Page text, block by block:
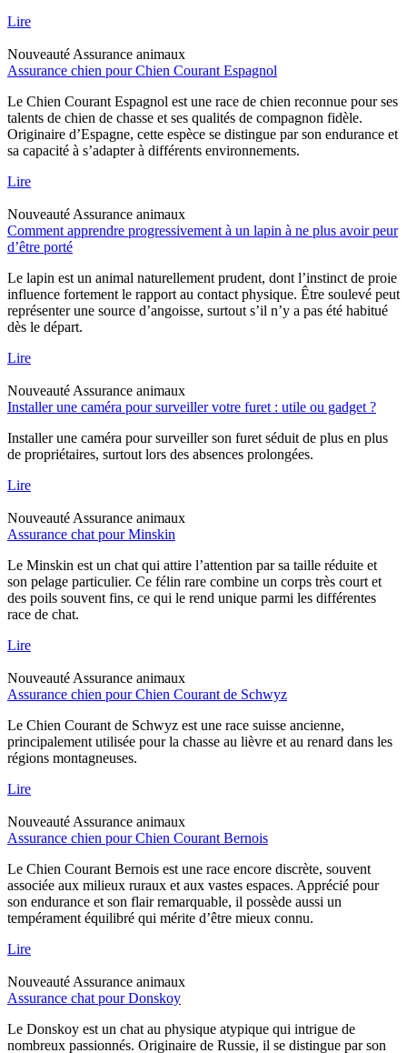
Lire
Nouveauté Assurance animaux
Assurance chien pour Chien Courant Espagnol
Le Chien Courant Espagnol est une race de chien reconnue pour ses
talents de chien de chasse et ses qualités de compagnon fidèle.
Originaire d’Espagne, cette espèce se distingue par son endurance et
sa capacité à s’adapter à différents environnements.
Lire
Nouveauté Assurance animaux
Comment apprendre progressivement à un lapin à ne plus avoir peur
d’être porté
Le lapin est un animal naturellement prudent, dont l’instinct de proie
influence fortement le rapport au contact physique. Être soulevé peut
représenter une source d’angoisse, surtout s’il n’y a pas été habitué
dès le départ.
Lire
Nouveauté Assurance animaux
Installer une caméra pour surveiller votre furet : utile ou gadget ?
Installer une caméra pour surveiller son furet séduit de plus en plus
de propriétaires, surtout lors des absences prolongées.
Lire
Nouveauté Assurance animaux
Assurance chat pour Minskin
Le Minskin est un chat qui attire l’attention par sa taille réduite et
son pelage particulier. Ce félin rare combine un corps très court et
des poils souvent fins, ce qui le rend unique parmi les différentes
race de chat.
Lire
Nouveauté Assurance animaux
Assurance chien pour Chien Courant de Schwyz
Le Chien Courant de Schwyz est une race suisse ancienne,
principalement utilisée pour la chasse au lièvre et au renard dans les
régions montagneuses.
Lire
Nouveauté Assurance animaux
Assurance chien pour Chien Courant Bernois
Le Chien Courant Bernois est une race encore discrète, souvent
associée aux milieux ruraux et aux vastes espaces. Apprécié pour
son endurance et son flair remarquable, il possède aussi un
tempérament équilibré qui mérite d’être mieux connu.
Lire
Nouveauté Assurance animaux
Assurance chat pour Donskoy
Le Donskoy est un chat au physique atypique qui intrigue de
nombreux passionnés. Originaire de Russie, il se distingue par son